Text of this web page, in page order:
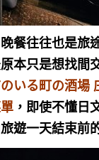
餐往往也是旅
本只是想找間
いる町の酒場
，即使不懂日
遊一天結束前